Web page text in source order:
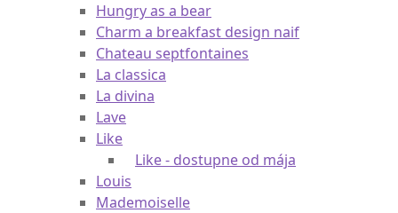
Hungry as a bear
Charm a breakfast design naif
Chateau septfontaines
La classica
La divina
Lave
Like
Like - dostupne od mája
Louis
Mademoiselle